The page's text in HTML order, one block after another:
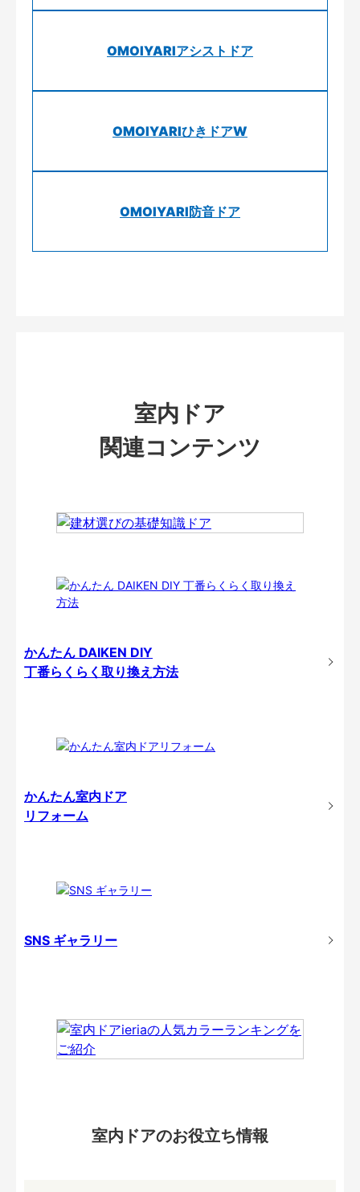
OMOIYARIアシストドア
OMOIYARIひきドアW
OMOIYARI防音ドア
室内ドア
関連コンテンツ
かんたん DAIKEN DIY
丁番らくらく取り換え方法
かんたん室内ドア
リフォーム
SNS ギャラリー
室内ドアのお役立ち情報